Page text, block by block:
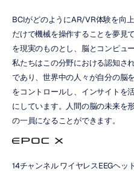
BCIがどのようにAR/VR体験を向
だけで機械を操作することを夢見
を現実のものとし、脳とコンピュ
私たちはこの分野における認知さ
であり、世界中の人々が自分の脳
をコントロールし、インサイトを
にしています。人間の脳の未来を
の一員になることができます。
14チャンネル ワイヤレスEEGヘッ